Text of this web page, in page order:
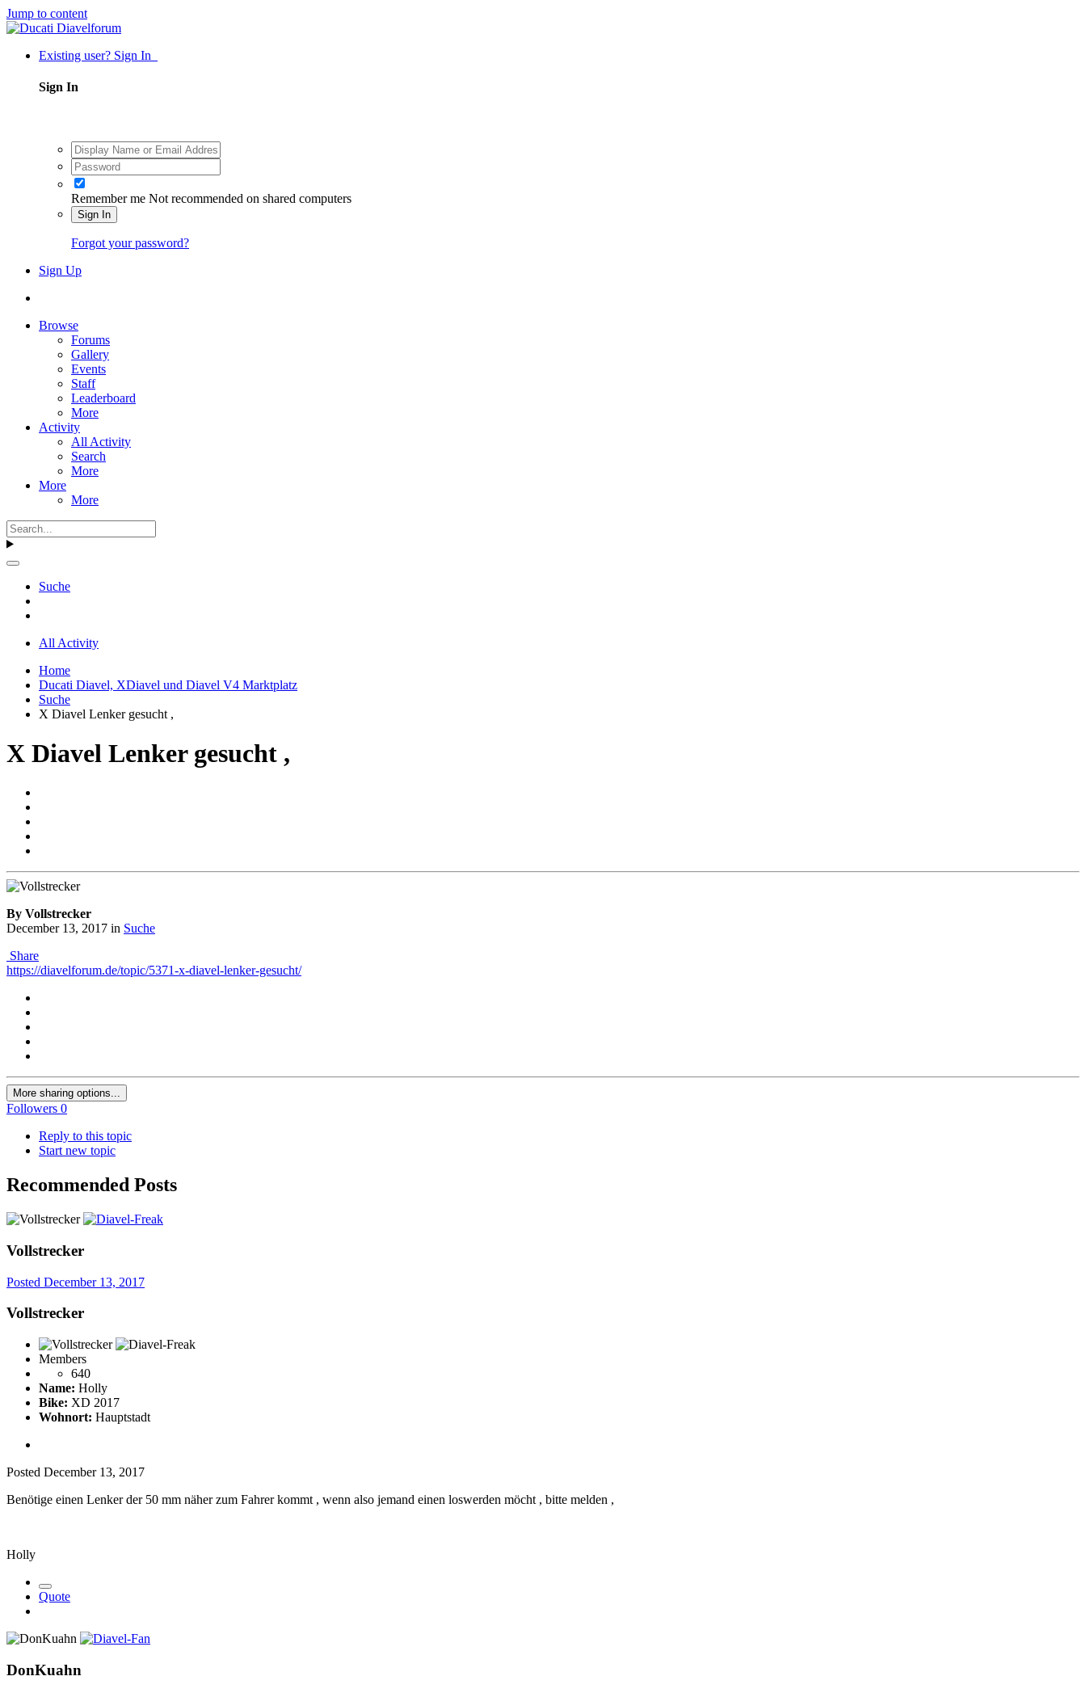
Jump to content
Existing user? Sign In
Sign In
Remember me Not recommended on shared computers
Sign In
Forgot your password?
Sign Up
Browse
Forums
Gallery
Events
Staff
Leaderboard
More
Activity
All Activity
Search
More
More
More
Suche
All Activity
Home
Ducati Diavel, XDiavel und Diavel V4 Marktplatz
Suche
X Diavel Lenker gesucht ,
X Diavel Lenker gesucht ,
By Vollstrecker
December 13, 2017 in Suche
Share
https://diavelforum.de/topic/5371-x-diavel-lenker-gesucht/
More sharing options...
Followers 0
Reply to this topic
Start new topic
Recommended Posts
Vollstrecker
Posted December 13, 2017
Vollstrecker
Members
640
Name: Holly
Bike: XD 2017
Wohnort: Hauptstadt
Posted December 13, 2017
Benötige einen Lenker der 50 mm näher zum Fahrer kommt , wenn also jemand einen loswerden möcht , bitte melden ,
Holly
Quote
DonKuahn